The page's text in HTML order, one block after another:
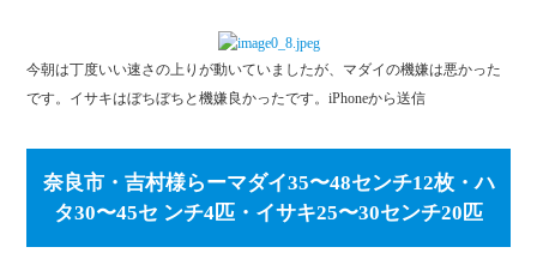
ok r
今朝は丁度いい速さの上りが動いていましたが、マダイの機嫌は悪かった
です。イサキはぼちぼちと機嫌良かったです。iPhoneから送信
奈良市・吉村様らーマダイ35〜48センチ12枚・ハ
タ30〜45セ ンチ4匹・イサキ25〜30センチ20匹